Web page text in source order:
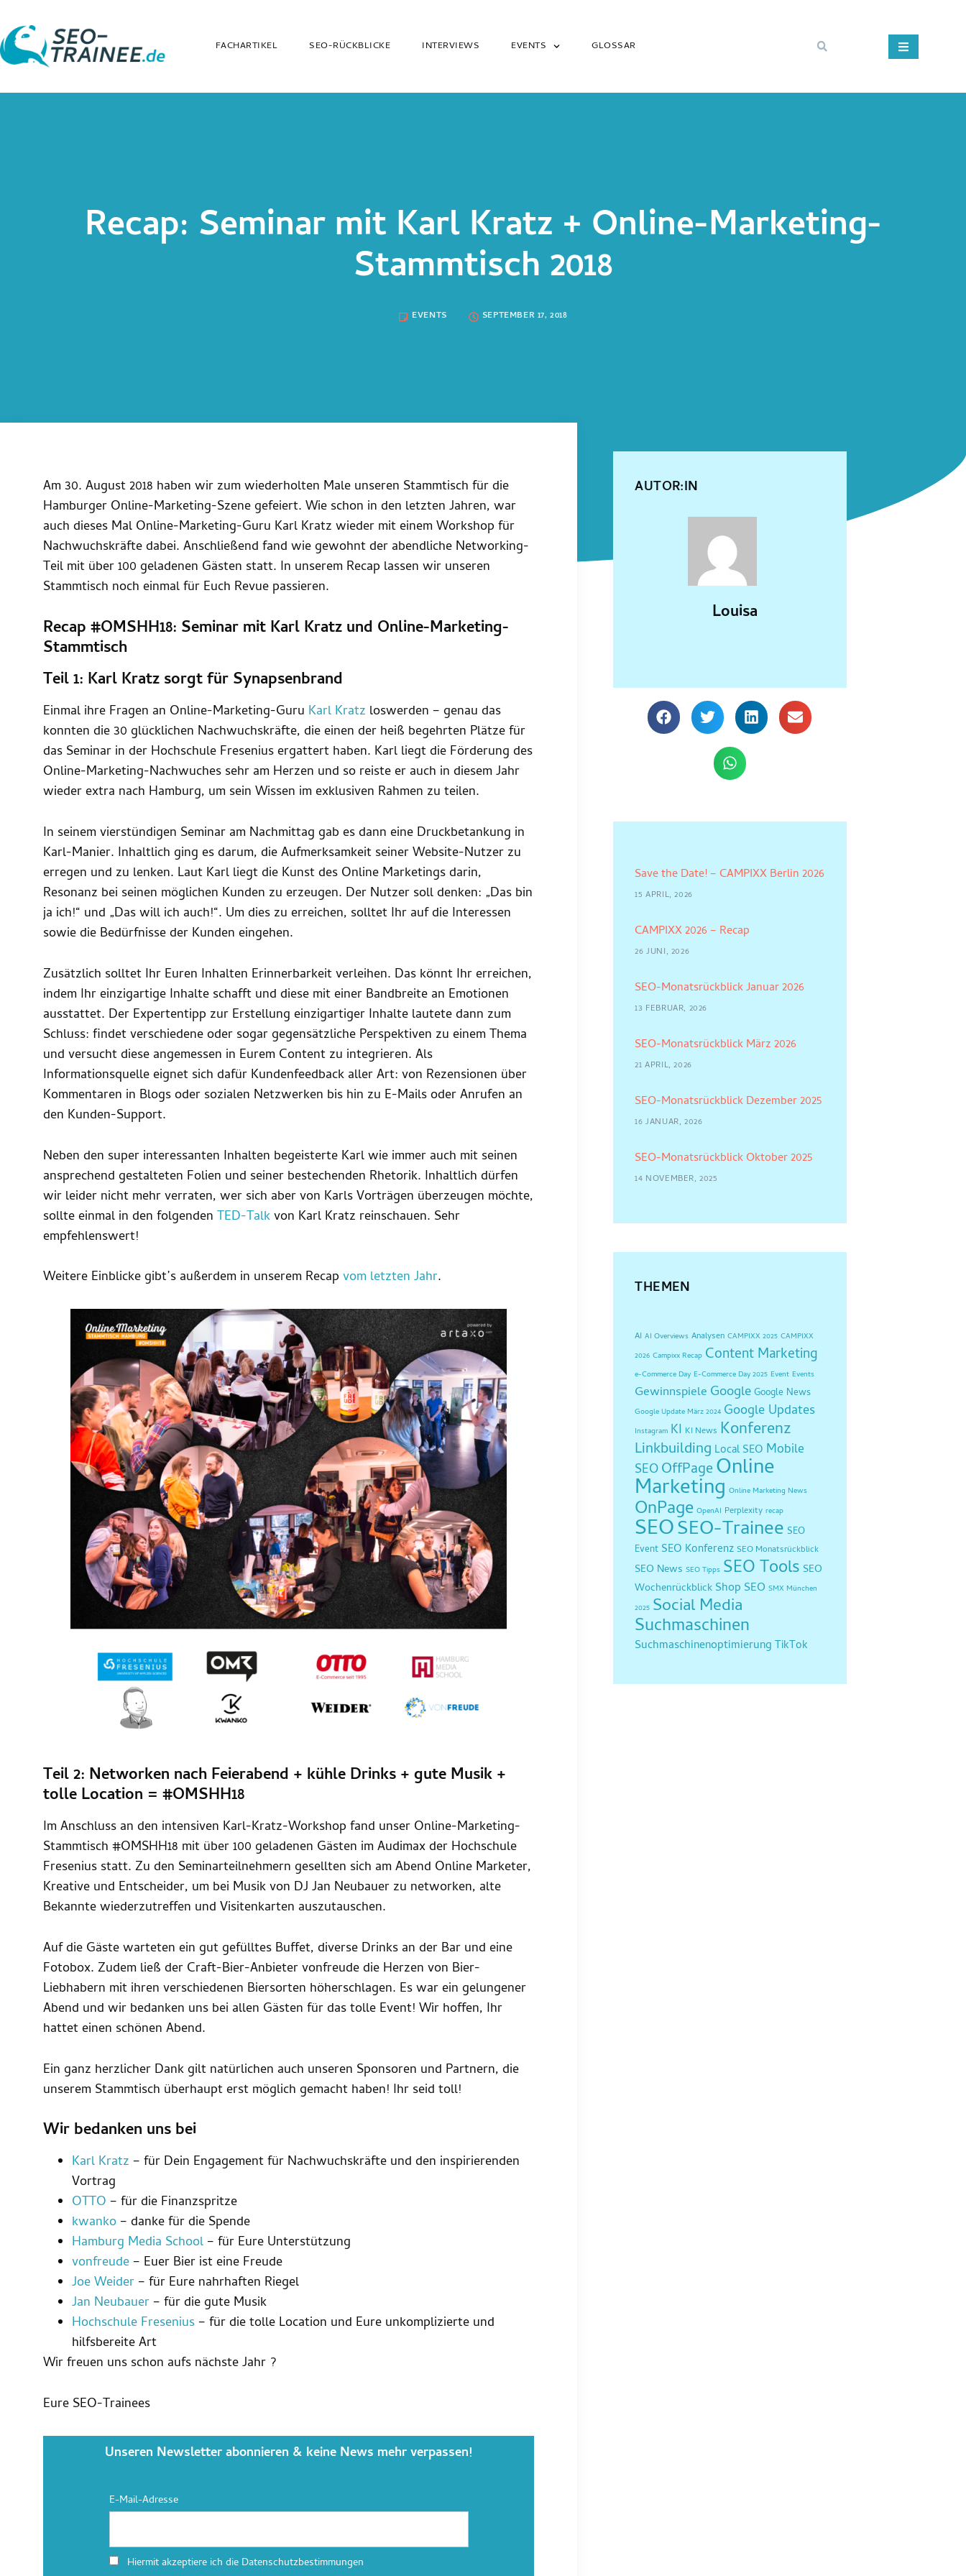
FACHARTIKEL SEO-RÜCKBLICKE INTERVIEWS EVENTS GLOSSAR
Recap: Seminar mit Karl Kratz + Online-Marketing-
Stammtisch 2018
EVENTS SEPTEMBER 17, 2018
Am 30. August 2018 haben wir zum wiederholten Male unseren Stammtisch für die
Hamburger Online-Marketing-Szene gefeiert. Wie schon in den letzten Jahren, war
auch dieses Mal Online-Marketing-Guru Karl Kratz wieder mit einem Workshop für
Nachwuchskräfte dabei. Anschließend fand wie gewohnt der abendliche Networking-
Teil mit über 100 geladenen Gästen statt. In unserem Recap lassen wir unseren
Stammtisch noch einmal für Euch Revue passieren.
Recap #OMSHH18: Seminar mit Karl Kratz und Online-Marketing-
Stammtisch
Teil 1: Karl Kratz sorgt für Synapsenbrand
Einmal ihre Fragen an Online-Marketing-Guru Karl Kratz loswerden – genau das
konnten die 30 glücklichen Nachwuchskräfte, die einen der heiß begehrten Plätze für
das Seminar in der Hochschule Fresenius ergattert haben. Karl liegt die Förderung des
Online-Marketing-Nachwuches sehr am Herzen und so reiste er auch in diesem Jahr
wieder extra nach Hamburg, um sein Wissen im exklusiven Rahmen zu teilen.
In seinem vierstündigen Seminar am Nachmittag gab es dann eine Druckbetankung in
Karl-Manier. Inhaltlich ging es darum, die Aufmerksamkeit seiner Website-Nutzer zu
erregen und zu lenken. Laut Karl liegt die Kunst des Online Marketings darin,
Resonanz bei seinen möglichen Kunden zu erzeugen. Der Nutzer soll denken: „Das bin
ja ich!“ und „Das will ich auch!“. Um dies zu erreichen, solltet Ihr auf die Interessen
sowie die Bedürfnisse der Kunden eingehen.
Zusätzlich solltet Ihr Euren Inhalten Erinnerbarkeit verleihen. Das könnt Ihr erreichen,
indem Ihr einzigartige Inhalte schafft und diese mit einer Bandbreite an Emotionen
ausstattet. Der Expertentipp zur Erstellung einzigartiger Inhalte lautete dann zum
Schluss: findet verschiedene oder sogar gegensätzliche Perspektiven zu einem Thema
und versucht diese angemessen in Eurem Content zu integrieren. Als
Informationsquelle eignet sich dafür Kundenfeedback aller Art: von Rezensionen über
Kommentaren in Blogs oder sozialen Netzwerken bis hin zu E-Mails oder Anrufen an
den Kunden-Support.
Neben den super interessanten Inhalten begeisterte Karl wie immer auch mit seinen
ansprechend gestalteten Folien und seiner bestechenden Rhetorik. Inhaltlich dürfen
wir leider nicht mehr verraten, wer sich aber von Karls Vorträgen überzeugen möchte,
sollte einmal in den folgenden TED-Talkvon Karl Kratz reinschauen. Sehr
empfehlenswert!
Weitere Einblicke gibt’s außerdem in unserem Recap vom letzten Jahr.
Teil 2: Networken nach Feierabend + kühle Drinks + gute Musik +
tolle Location = #OMSHH18
Im Anschluss an den intensiven Karl-Kratz-Workshop fand unser Online-Marketing-
Stammtisch #OMSHH18 mit über 100 geladenen Gästen im Audimax der Hochschule
Fresenius statt. Zu den Seminarteilnehmern gesellten sich am Abend Online Marketer,
Kreative und Entscheider, um bei Musik von DJ Jan Neubauer zu networken, alte
Bekannte wiederzutreffen und Visitenkarten auszutauschen.
Auf die Gäste warteten ein gut gefülltes Buffet, diverse Drinks an der Bar und eine
Fotobox. Zudem ließ der Craft-Bier-Anbieter vonfreude die Herzen von Bier-
Liebhabern mit ihren verschiedenen Biersorten höherschlagen. Es war ein gelungener
Abend und wir bedanken uns bei allen Gästen für das tolle Event! Wir hoffen, Ihr
hattet einen schönen Abend.
Ein ganz herzlicher Dank gilt natürlichen auch unseren Sponsoren und Partnern, die
unserem Stammtisch überhaupt erst möglich gemacht haben! Ihr seid toll!
Wir bedanken uns bei
Karl Kratz – für Dein Engagement für Nachwuchskräfte und den inspirierenden
Vortrag
OTTO – für die Finanzspritze
kwanko – danke für die Spende
Hamburg Media School – für Eure Unterstützung
vonfreude – Euer Bier ist eine Freude
Joe Weider – für Eure nahrhaften Riegel
Jan Neubauer – für die gute Musik
Hochschule Fresenius – für die tolle Location und Eure unkomplizierte und
hilfsbereite Art
Wir freuen uns schon aufs nächste Jahr ?
Eure SEO-Trainees
Unseren Newsletter abonnieren & keine News mehr verpassen!
E-Mail-Adresse
Hiermit akzeptiere ich die Datenschutzbestimmungen
AUTOR:IN
Louisa
Save the Date! – CAMPIXX Berlin 2026
15 APRIL, 2026
CAMPIXX 2026 – Recap
26 JUNI, 2026
SEO-Monatsrückblick Januar 2026
13 FEBRUAR, 2026
SEO-Monatsrückblick März 2026
21 APRIL, 2026
SEO-Monatsrückblick Dezember 2025
16 JANUAR, 2026
SEO-Monatsrückblick Oktober 2025
14 NOVEMBER, 2025
THEMEN
AI AI Overviews Analysen CAMPIXX 2025 CAMPIXX
2026 Campixx Recap Content Marketing
e-Commerce Day E-Commerce Day 2025 Event Events
Gewinnspiele Google Google News
Google Update März 2024 Google Updates
Instagram KI KI News Konferenz
Linkbuilding Local SEO Mobile
SEOOffPageOnline
Marketing Online Marketing News
OnPage OpenAI Perplexity recap
SEOSEO-Trainee SEO
Event SEO Konferenz SEO Monatsrückblick
SEO News SEO Tipps SEO Tools SEO
Wochenrückblick Shop SEO SMX München
2025 Social Media
Suchmaschinen
Suchmaschinenoptimierung TikTok